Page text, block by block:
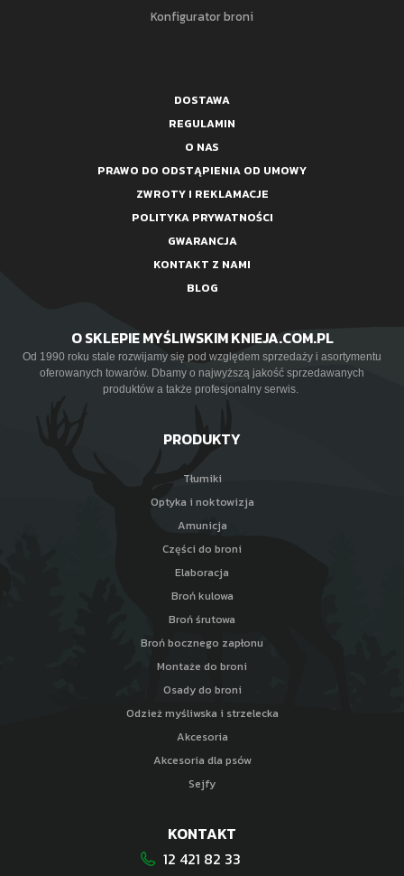
Konfigurator broni
DOSTAWA
REGULAMIN
O NAS
PRAWO DO ODSTĄPIENIA OD UMOWY
ZWROTY I REKLAMACJE
POLITYKA PRYWATNOŚCI
GWARANCJA
KONTAKT Z NAMI
BLOG
O SKLEPIE MYŚLIWSKIM KNIEJA.COM.PL
Od 1990 roku stale rozwijamy się pod względem sprzedaży i asortymentu
oferowanych towarów. Dbamy o najwyższą jakość sprzedawanych
produktów a także profesjonalny serwis.
PRODUKTY
Tłumiki
Optyka i noktowizja
Amunicja
Części do broni
Elaboracja
Broń kulowa
Broń śrutowa
Broń bocznego zapłonu
Montaże do broni
Osady do broni
Odzież myśliwska i strzelecka
Akcesoria
Akcesoria dla psów
Sejfy
KONTAKT
12 421 82 33